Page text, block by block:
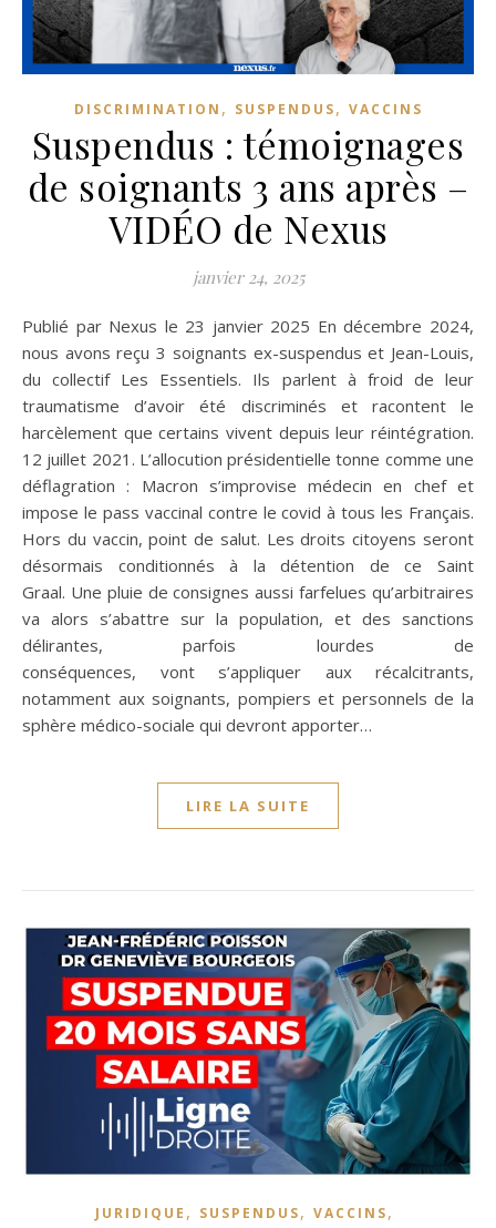
DISCRIMINATION , SUSPENDUS, VACCINS
Suspendus : témoignages
de soignants 3 ans après –
VIDÉO de Nexus
janvier 24, 2025
Publié par Nexus le 23 janvier 2025 En décembre 2024,
nous avons reçu 3 soignants ex-suspendus et Jean-Louis,
du collectif Les Essentiels. Ils parlent à froid de leur
traumatisme d’avoir été discriminés et racontent le
harcèlement que certains vivent depuis leur réintégration.
12 juillet 2021. L’allocution présidentielle tonne comme une
déflagration : Macron s’improvise médecin en chef et
impose le pass vaccinal contre le covid à tous les Français.
Hors du vaccin, point de salut. Les droits citoyens seront
désormais conditionnés à la détention de ce Saint
Graal. Une pluie de consignes aussi farfelues qu’arbitraires
va alors s’abattre sur la population, et des sanctions
délirantes, parfois lourdes de
conséquences, vont s’appliquer aux récalcitrants,
notamment aux soignants, pompiers et personnels de la
sphère médico-sociale qui devront apporter…
LIRE LA SUITE
JURIDIQUE , SUSPENDUS, VACCINS,